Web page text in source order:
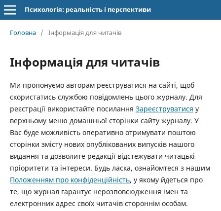
Психологія: реальність і перспективи
Головна / Інформація для читачів
Інформація для читачів
Ми пропонуємо авторам реєструватися на сайті, щоб
скористатись службою повідомлень цього журналу. Для
реєстрації використайте посилання Зареєструватися у
верхньому меню домашньої сторінки сайту журналу. У
Вас буде можливість оперативно отримувати поштою
сторінки змісту нових опублікованих випусків нашого
видання та дозволите редакції відстежувати читацькі
пріоритети та інтереси. Будь ласка, ознайомтеся з нашим
Положенням про конфіденційність, у якому йдеться про
те, що журнал гарантує нерозповсюдження імен та
електронних адрес своїх читачів стороннім особам.